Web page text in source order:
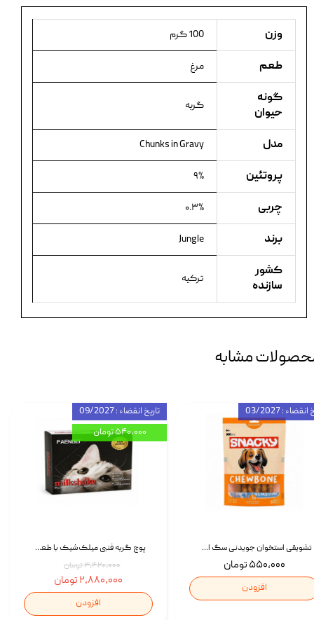
وزن 100 گرم
طعم مرغ
گونه
حیوان
گربه
مدل Chunks in Gravy
پروتئین ۹%
چربی ۰.۳%
برند Jungle
کشور
سازنده
ترکیه
مشابه
پوچ گربه فنبی میلک‌شیک با طعم مرغ Faenbei Cat Milk Shake Pouch بسته 12 عددی
۳,۴۲۰,۰۰۰ تومان
۲,۸۸۰,۰۰۰ تومان
افزودن
تاریخ انقضاء : 09/2027
۵۴۰,۰۰۰ تومان
تشویقی استخوان جویدنی سگ اسنکی کرانچی با طعم مرغ Snacky Crunchy Munchy وزن 100 گرم
۵۵۰,۰۰۰ تومان
افزودن
: 03/2027